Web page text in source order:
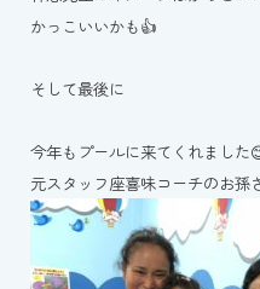
かっこいいかも👍
そして最後に
今年もプールに来てくれました
元スタッフ座喜味コーチのお孫